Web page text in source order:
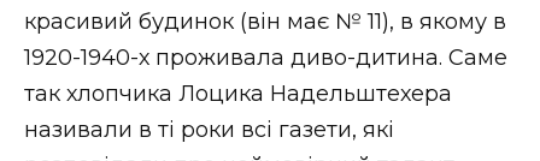
Втрачений Ужгород (відеоверсія)
ЗАКАРПАТСЬКІ НОВИНИ
красивий будинок (він має № 11), в якому в
1920-1940-х проживала диво-дитина. Саме
так хлопчика Лоцика Надельштехера
називали в ті роки всі газети, які